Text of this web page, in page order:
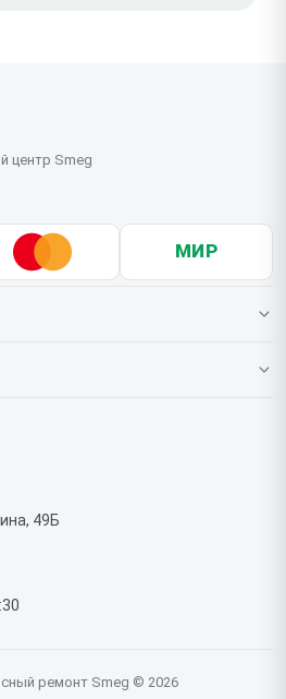
центр Smeg
МИР
49Б
ремонт Smeg © 2026